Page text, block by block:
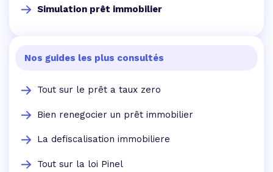
Simulation prêt immobilier
Nos guides les plus consultés
Tout sur le prêt a taux zero
Bien renegocier un prêt immobilier
La defiscalisation immobiliere
Tout sur la loi Pinel